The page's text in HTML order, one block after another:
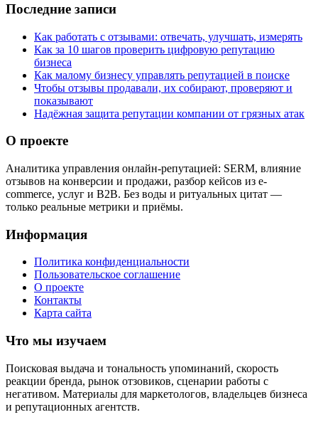
Последние записи
Как работать с отзывами: отвечать, улучшать, измерять
Как за 10 шагов проверить цифровую репутацию
бизнеса
Как малому бизнесу управлять репутацией в поиске
Чтобы отзывы продавали, их собирают, проверяют и
показывают
Надёжная защита репутации компании от грязных атак
О проекте
Аналитика управления онлайн-репутацией: SERM, влияние
отзывов на конверсии и продажи, разбор кейсов из e-
commerce, услуг и B2B. Без воды и ритуальных цитат —
только реальные метрики и приёмы.
Информация
Политика конфиденциальности
Пользовательское соглашение
О проекте
Контакты
Карта сайта
Что мы изучаем
Поисковая выдача и тональность упоминаний, скорость
реакции бренда, рынок отзовиков, сценарии работы с
негативом. Материалы для маркетологов, владельцев бизнеса
и репутационных агентств.